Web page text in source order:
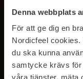
Denna webbplats
För att ge dig en
Nordicfeel
du ska kunna
samtycke krävs för
våra tjänster, mäta